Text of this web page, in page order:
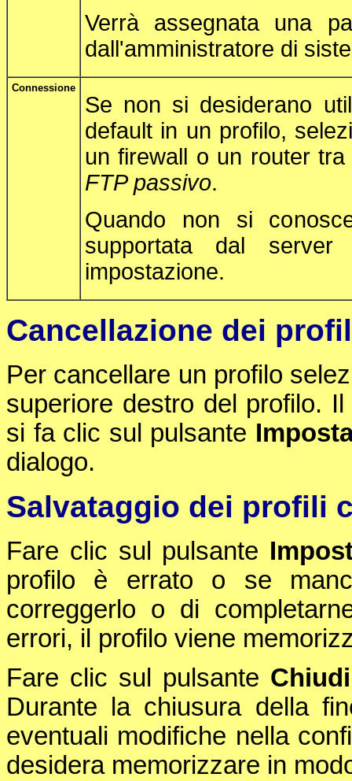
Verrà assegnata una
dall'amministratore di
Connessione
Se non si desiderano
default in un profilo,
un firewall o un router
FTP passivo.
Quando non si
supportata dal server
impostazione.
Cancellazione dei
Per cancellare un profilo
superiore destro del profilo.
si fa clic sul pulsante
dialogo.
Salvataggio dei profili
Fare clic sul pulsante
profilo è errato o se
correggerlo o di
errori, il profilo viene
Fare clic sul pulsante Chiudi
Durante la chiusura della
eventuali modifiche nella
desidera memorizzare in